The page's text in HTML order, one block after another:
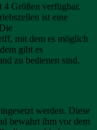
4 Größen verfügbar.
ist eine
mit dem es möglich
gibt es
zu bedienen sind.
werden. Diese
bewahrt ihm vor dem